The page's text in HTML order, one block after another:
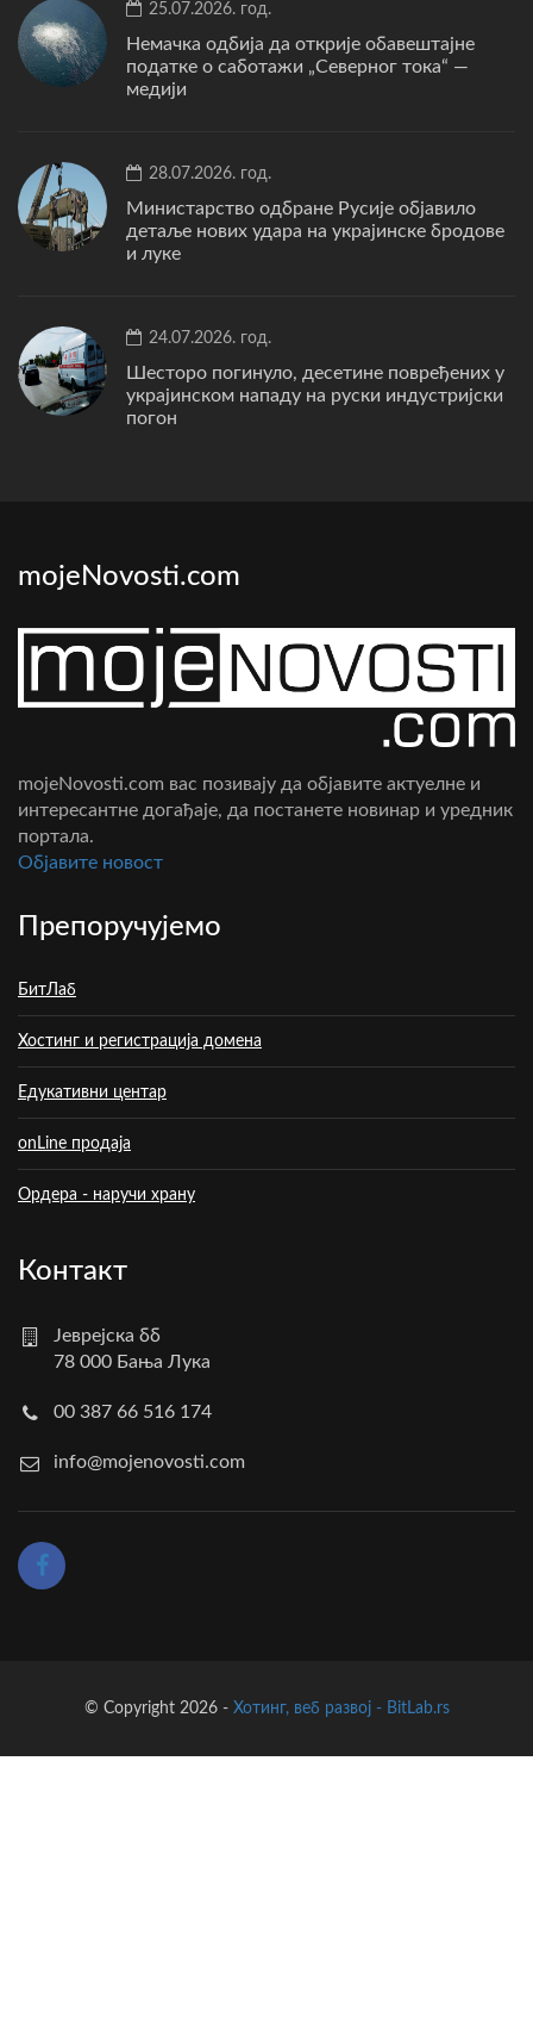
25.07.2026. год.
Немачка одбија да открије обавештајне
податке о саботажи „Северног тока“ —
медији
28.07.2026. год.
Министарство одбране Русије објавило
детаље нових удара на украјинске бродове
и луке
24.07.2026. год.
Шесторо погинуло, десетине повређених у
украјинском нападу на руски индустријски
погон
mojeNovosti.com
mojeNovosti.com вас позивају да објавите актуелне и
интересантне догађаје, да постанете новинар и уредник
портала.
Oбјавите новост
Препоручујемо
БитЛаб
Хостинг и регистрација домена
Едукативни центар
onLine продаја
Ордера - наручи храну
Контакт
Јеврејска бб
78 000 Бања Лука
00 387 66 516 174
info@mojenovosti.com
© Copyright 2026 - Хотинг, веб развој - BitLab.rs